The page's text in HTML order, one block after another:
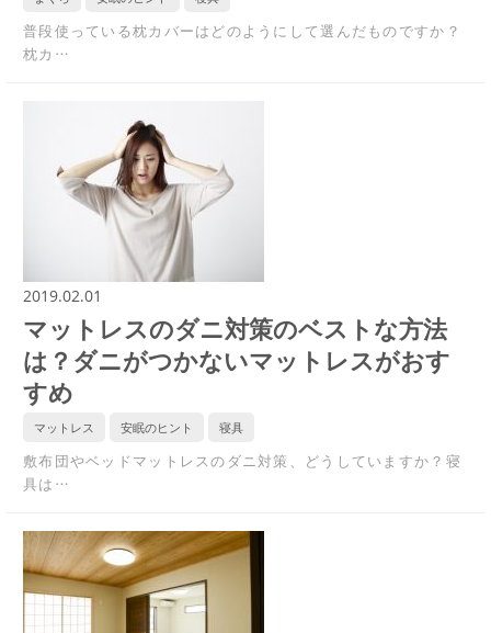
普段使っている枕カバーはどのようにして選んだものですか？
枕カ…
2019.02.01
マットレスのダニ対策のベストな方法
は？ダニがつかないマットレスがおす
すめ
マットレス 安眠のヒント 寝具
敷布団やベッドマットレスのダニ対策、どうしていますか？寝
具は…